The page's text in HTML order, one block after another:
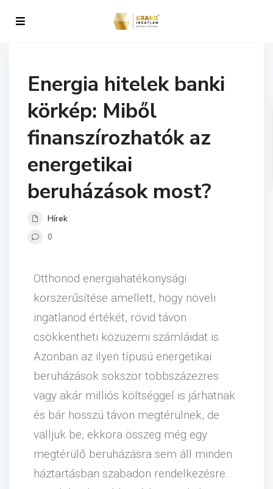
Energia hitelek banki
körkép: Miből
finanszírozhatók az
energetikai
beruházások most?
Hírek
0
Otthonod energiahatékonysági
korszerűsítése amellett, hogy növeli
ingatlanod értékét, rövid távon
csökkentheti közüzemi számláidat is.
Azonban az ilyen típusú energetikai
beruházások sokszor többszázezres
vagy akár milliós költséggel is járhatnak
és bár hosszú távon megtérülnek, de
valljuk be, ekkora összeg még egy
megtérülő beruházásra sem áll minden
háztartásban szabadon rendelkezésre.